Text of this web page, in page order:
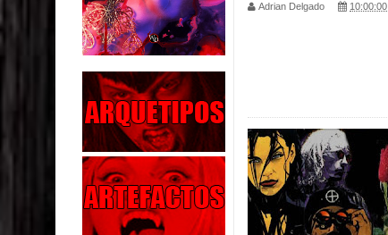
Parte 02: Los Muertos Gobiernan a los Vivos
Parte 01: Escondido a Plena Luz
Parte 02: El Enemigo de mi Enemigo
Parte 06: Coletazos
Parte 05: Los Horrores del Infierno
Parte 04: Oídos Sordos
Adrian Delgado 10:00:00